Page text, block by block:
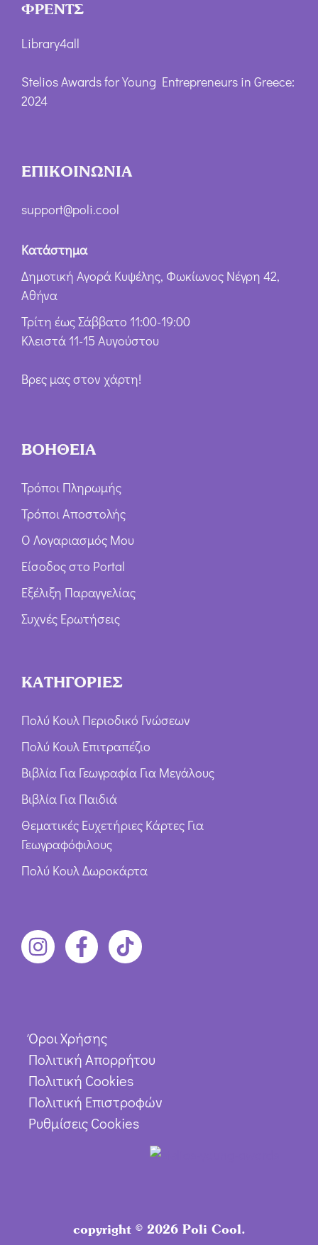
ΦΡΕΝΤΣ
Library4all
Stelios Awards for Young Entrepreneurs in Greece:
2024
ΕΠΙΚΟΙΝΩΝΙΑ
support@poli.cool
Κατάστημα
Δημοτική Αγορά Κυψέλης, Φωκίωνος Νέγρη 42,
Αθήνα
Τρίτη έως Σάββατο 11:00-19:00
Κλειστά 11-15 Αυγούστου
Βρες μας στον χάρτη!
ΒΟΗΘΕΙΑ
Τρόποι Πληρωμής
Τρόποι Αποστολής
Ο Λογαριασμός Μου
Είσοδος στο Portal
Εξέλιξη Παραγγελίας
Συχνές Ερωτήσεις
ΚΑΤΗΓΟΡΙΕΣ
Πολύ Κουλ Περιοδικό Γνώσεων
Πολύ Κουλ Επιτραπέζιο
Βιβλία Για Γεωγραφία Για Μεγάλους
Βιβλία Για Παιδιά
Θεματικές Ευχετήριες Κάρτες Για
Γεωγραφόφιλους
Πολύ Κουλ Δωροκάρτα
Όροι Χρήσης
Πολιτική Απορρήτου
Πολιτική Cookies
Πολιτική Επιστροφών
Ρυθμίσεις Cookies
copyright © 2026 Poli Cool.